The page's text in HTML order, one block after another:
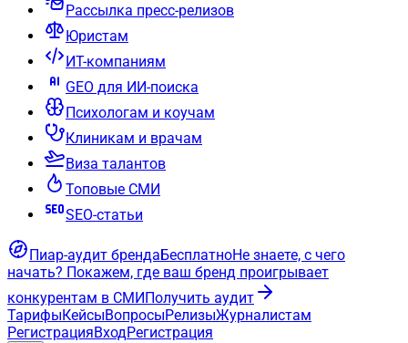
Рассылка пресс-релизов
Юристам
ИТ-компаниям
GEO для ИИ-поиска
Психологам и коучам
Клиникам и врачам
Виза талантов
Топовые СМИ
SEO-статьи
Пиар-аудит брендаБесплатноНе знаете, с чего
начать? Покажем, где ваш бренд проигрывает
конкурентам в СМИПолучить аудит
ТарифыКейсыВопросыРелизыЖурналистам
РегистрацияВходРегистрация